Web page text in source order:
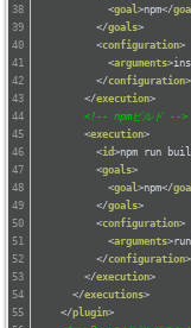
<goal>npm</
</goals>
<configuration>
<arguments>
</configuration>
</execution>
<!-- npmビルド -->
<execution>
<id>npm run
<goals>
<goal>npm</
</goals>
<configuration>
<arguments>
</configuration>
</execution>
</executions>
</plugin>